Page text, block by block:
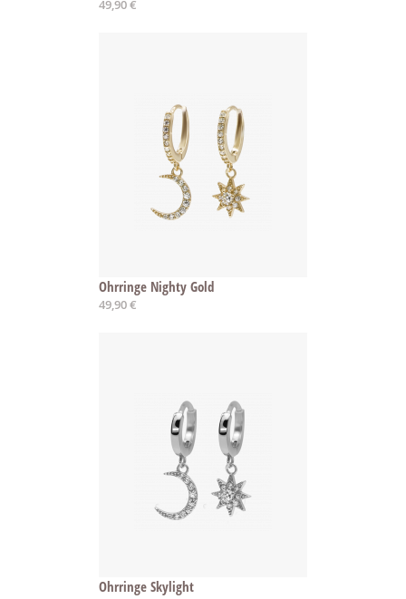
49,90 €
Ohrringe Nighty Gold
49,90 €
Ohrringe Skylight